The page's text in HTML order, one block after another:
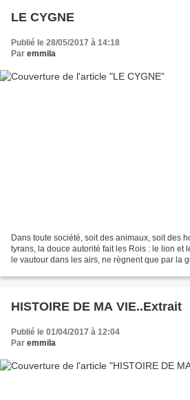
LE CYGNE
Publié le 28/05/2017 à 14:18
Par emmila
Dans toute société, soit des animaux, soit des
tyrans, la douce autorité fait les Rois : le lion et
le vautour dans les airs, ne règnent que par la
HISTOIRE DE MA VIE..Extrait
Publié le 01/04/2017 à 12:04
Par emmila